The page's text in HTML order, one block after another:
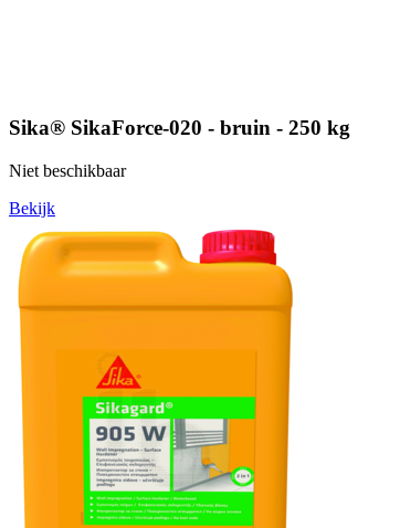
Sika® SikaForce-020 - bruin - 250 kg
Niet beschikbaar
Bekijk